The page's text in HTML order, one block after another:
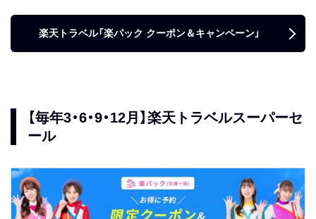
楽天トラベル「楽パック クーポン＆キャンペーン」
【毎年3・6・9・12月】楽天トラベルスーパーセ
ール